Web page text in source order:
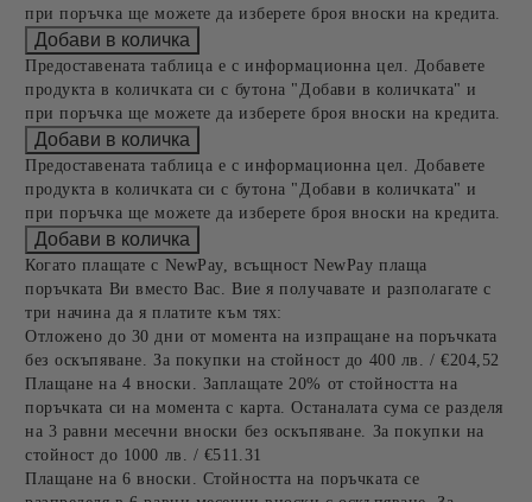
при поръчка ще можете да изберете броя вноски на кредита.
Предоставената таблица е с информационна цел. Добавете
продукта в количката си с бутона "Добави в количката" и
при поръчка ще можете да изберете броя вноски на кредита.
Предоставената таблица е с информационна цел. Добавете
продукта в количката си с бутона "Добави в количката" и
при поръчка ще можете да изберете броя вноски на кредита.
Когато плащате с NewPay, всъщност NewPay плаща
поръчката Ви вместо Вас. Вие я получавате и разполагате с
три начина да я платите към тях:
Отложено до 30 дни от момента на изпращане на поръчката
без оскъпяване. За покупки на стойност до 400 лв. / €204,52
Плащане на 4 вноски. Заплащате 20% от стойността на
поръчката си на момента с карта. Останалата сума се разделя
на 3 равни месечни вноски без оскъпяване. За покупки на
стойност до 1000 лв. / €511.31
Плащане на 6 вноски. Стойността на поръчката се